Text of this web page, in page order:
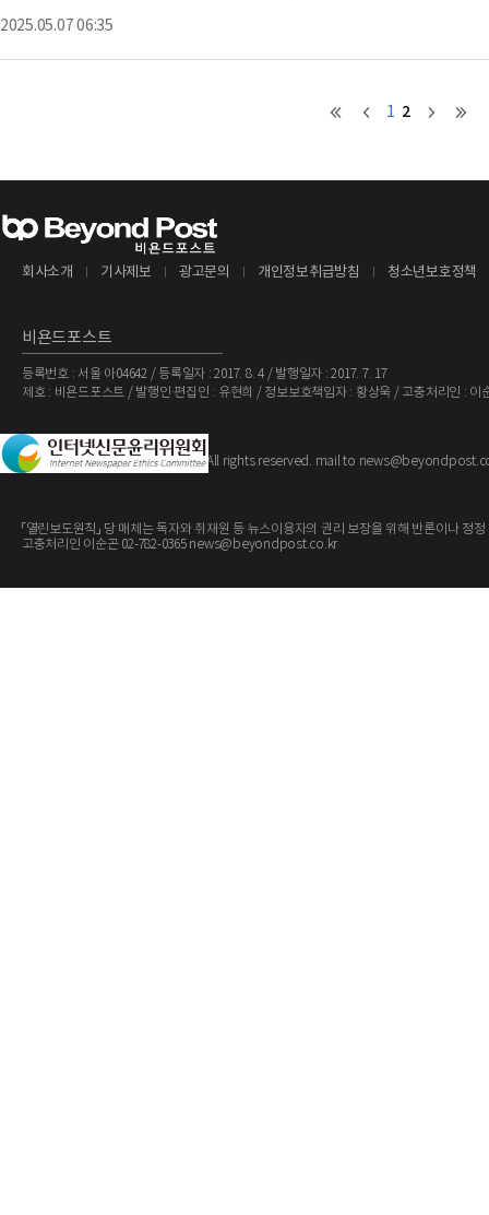
달러, RMR그룹에 귀속되는 순이익은 360만 달러로 주당 0.21 달러에 해당한
당 가능한 수익은 1280만 달러로 주당 0.40 달러에 달한다.조정된 EBITDA는
일 기준 주주에게 분기 배당금으로 주당 0.45 달러를 선언했으며, 이 배당금은
통해 민간 자본을 조달할 계획이다.RMR그룹의 CEO인 아담 포트노이는 "이번
그룹의 재무 상태는 안정적이며, 자산 관리 규모가 398억 달러에 달하고, 현금
2025.05.07 06:35
1 2
회사소개 기사제보 광고문의 개인정보취급방침 청소년보호정책
비욘드포스트
등록번호 : 서울 아04642 / 등록일자 : 2017. 8. 4 / 발행일자 : 2017. 7. 17
제호 : 비욘드포스트 / 발행인·편집인 : 유현희 / 정보보호책임자 : 황상욱 / 고충처리인 : 이
Copyright ©The BeyondPost. All rights reserved. mail to
「열린보도원칙」 당 매체는 독자와 취재원 등 뉴스이용자의 권리 보장을 위해 반론이나
고충처리인 이순곤 02-782-0365 news@beyondpost.co.kr